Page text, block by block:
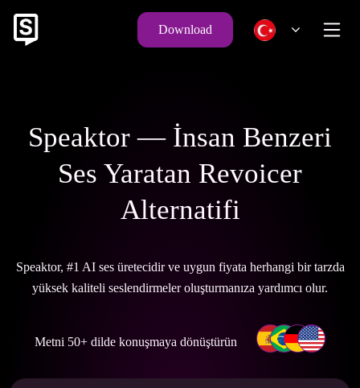
Download
Speaktor — İnsan Benzeri
Ses Yaratan Revoicer
Alternatifi
Speaktor, #1 AI ses üretecidir ve uygun fiyata herhangi bir tarzda
yüksek kaliteli seslendirmeler oluşturmanıza yardımcı olur.
Metni 50+ dilde konuşmaya dönüştürün